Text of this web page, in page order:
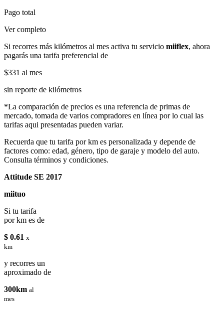
Pago total
Ver completo
Si recorres más kilómetros al mes activa tu servicio miiflex, ahora
pagarás una tarifa preferencial de
$331 al mes
sin reporte de kilómetros
*La comparación de precios es una referencia de primas de
mercado, tomada de varios compradores en línea por lo cual las
tarifas aqui presentadas pueden variar.
Recuerda que tu tarifa por km es personalizada y depende de
factores como: edad, género, tipo de garaje y modelo del auto.
Consulta términos y condiciones.
Attitude SE 2017
miituo
Si tu tarifa
por km es de
$ 0.61 x
km
y recorres un
aproximado de
300km al
mes